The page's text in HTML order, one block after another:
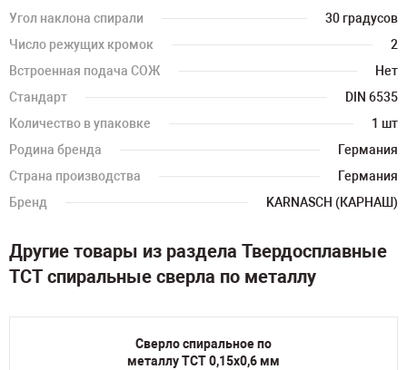
Угол наклона спирали
30 градусов
Число режущих кромок
2
Встроенная подача СОЖ
Нет
Стандарт
DIN 6535
Количество в упаковке
1 шт
Родина бренда
Германия
Страна производства
Германия
Бренд
KARNASCH (КАРНАШ)
Другие товары из раздела Твердосплавные
TCT спиральные сверла по металлу
Сверло спиральное по
металлу TCT 0,15х0,6 мм